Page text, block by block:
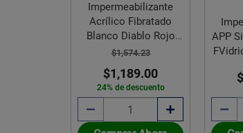
Impermeabilizante
Acrílico Fibratado
Blanco Diablo Rojo
21.6 Lt
$1,574.23
$1,189.00
24% de descuento
APP